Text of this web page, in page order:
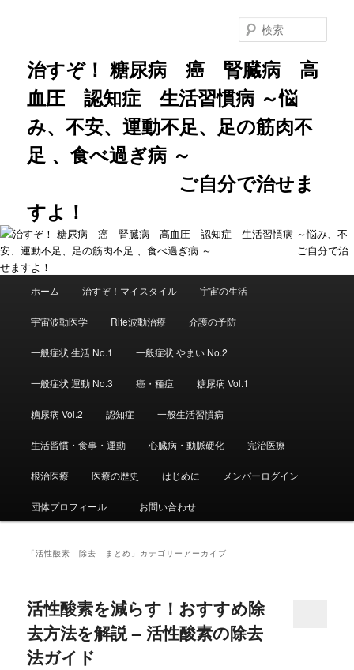
治すぞ！ 糖尿病 癌 腎臓病 高
血圧 認知症 生活習慣病 ～悩
み、不安、運動不足、足の筋肉不
足 、食べ過ぎ病 ～
ご自分で治せま
すよ！
索
ホーム 治すぞ！マイスタイル 宇宙の生活
宇宙波動医学 Rife波動治療 介護の予防
一般症状 生活 No.1 一般症状 やまい No.2
一般症状 運動 No.3 癌・種痘 糖尿病 Vol.1
糖尿病 Vol.2 認知症 一般生活習慣病
生活習慣・食事・運動 心臓病・動脈硬化 完治医療
根治医療 医療の歴史 はじめに メンバーログイン
団体プロフィール お問い合わせ
「活性酸素 除去 まとめ 」カテゴリーアーカイブ
活性酸素を減らす！おすすめ除
去方法を解説 – 活性酸素の除去
法ガイド